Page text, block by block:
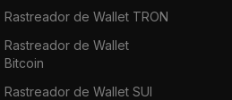
Rastreador de Wallet TRON
Rastreador de Wallet
Bitcoin
Rastreador de Wallet SUI